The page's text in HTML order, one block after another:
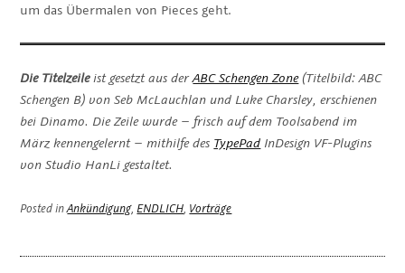
um das Übermalen von Pieces geht.
Die Titelzeileist gesetzt aus derABC Schengen Zone(Titelbild: ABC
Schengen B) von Seb McLauchlan und Luke Charsley, erschienen
bei Dinamo. Die Zeile wurde – frisch auf dem Toolsabend im
März kennengelernt – mithilfe des TypePad InDesign VF-Plugins
von Studio HanLi gestaltet.
Posted inAnkündigung,ENDLICH, Vorträge